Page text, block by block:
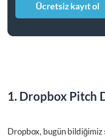
Ücretsiz kayıt ol
1. Dropbox Pitch
Dropbox, bugün